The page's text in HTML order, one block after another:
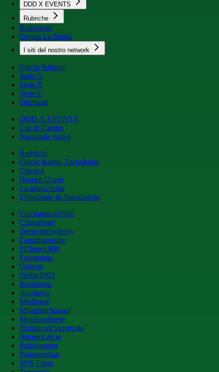
DDD X EVENTS
Rubriche
Redazione
Dentro La Storia
I siti del nostro network
Calcio Italiano
Serie A
Serie B
Serie C
Dilettanti
DDD X EVENTS
Cur in Campo
Nazionale Attori
Rubriche
Calcio &amp; Tecnologia
Cinegol
Nomen Omen
La prima volta
Etimologie da Spogliatoio
Calcionapoli1926
Cittaceleste
Derbyderbyderby
Fantamagazine
FCInter1908
Forzaroma
Golssip
Hellas1903
Ilmilanista
Juvenews
Mediagol
Milanistichannel
Mondoudinese
Notiziecalciomercato
Numericalcio
Padovasport
Pianetamilan
SOS Fanta